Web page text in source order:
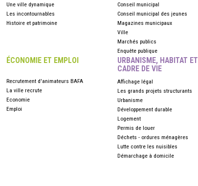
Une ville dynamique
Les incontournables
Histoire et patrimoine
Conseil municipal
Conseil municipal des jeunes
Magazines municipaux
Ville
Marchés publics
Enquête publique
ÉCONOMIE ET EMPLOI
Recrutement d'animateurs BAFA
La ville recrute
Economie
Emploi
URBANISME, HABITAT ET
CADRE DE VIE
Affichage légal
Les grands projets structurants
Urbanisme
Développement durable
Logement
Permis de louer
Déchets - ordures ménagères
Lutte contre les nuisibles
Démarchage à domicile